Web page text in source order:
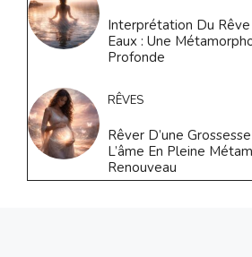
Interprétation Du
Eaux : Une
Profonde
RÊVES
Rêver D’une
L’âme En Pleine
Renouveau